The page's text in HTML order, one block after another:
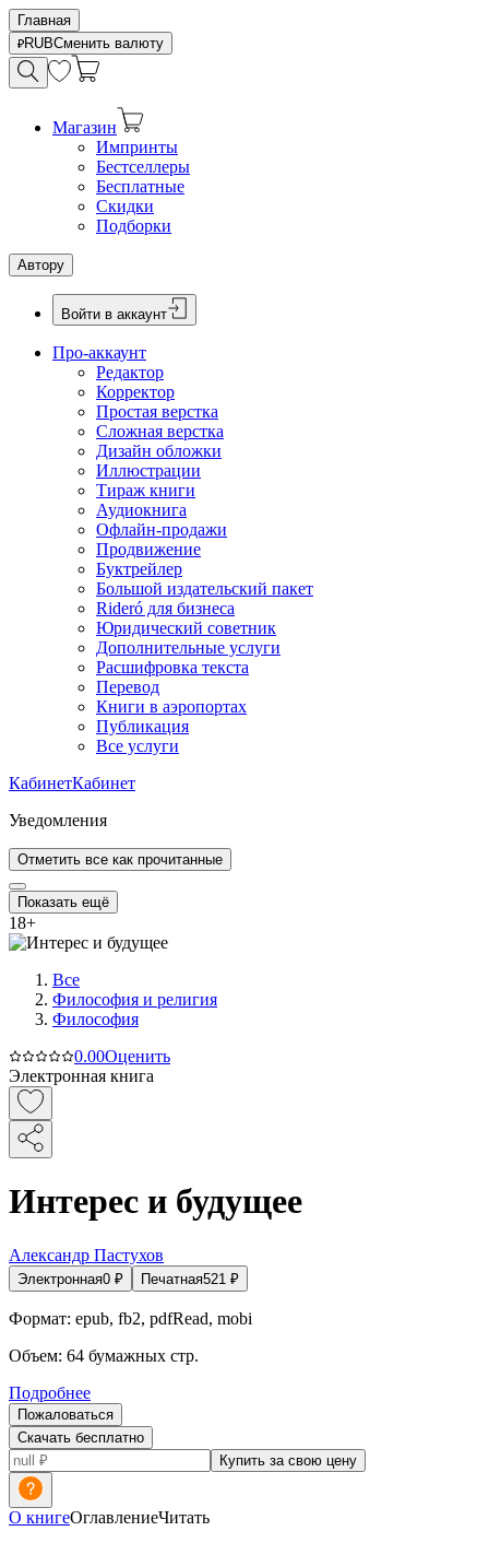
Главная
RUBСменить валюту
Магазин
Импринты
Бестселлеры
Бесплатные
Скидки
Подборки
Автору
Войти в аккаунт
Про-аккаунт
Редактор
Корректор
Простая верстка
Сложная верстка
Дизайн обложки
Иллюстрации
Тираж книги
Аудиокнига
Офлайн-продажи
Продвижение
Буктрейлер
Большой издательский пакет
Rideró для бизнеса
Юридический советник
Дополнительные услуги
Расшифровка текста
Перевод
Книги в аэропортах
Публикация
Все услуги
КабинетКабинет
Уведомления
Отметить все как прочитанные
Показать ещё
18+
Все
Философия и религия
Философия
0.00Оценить
Электронная книга
Интерес и будущее
Александр Пастухов
Электронная0 ₽ Печатная521 ₽
Формат: epub, fb2, pdfRead, mobi
Объем: 64 бумажных стр.
Подробнее
Пожаловаться
Скачать бесплатно
Купить за свою цену
О книгеОглавлениеЧитать